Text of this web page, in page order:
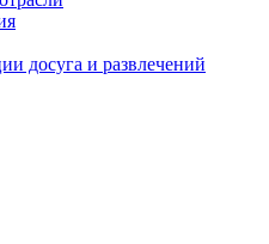
досуга и развлечений